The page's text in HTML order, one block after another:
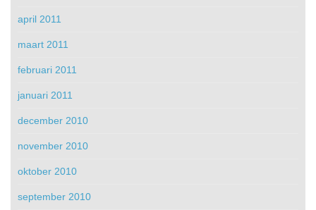
april 2011
maart 2011
februari 2011
januari 2011
december 2010
november 2010
oktober 2010
september 2010